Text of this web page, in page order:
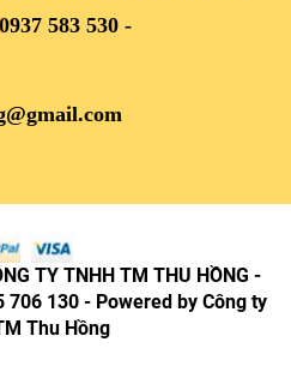
583 530 -
TY TNHH TM THU HỒNG -
130 - Powered by Công ty
Thu Hồng